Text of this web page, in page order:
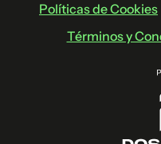
Políticas de Cookies
Términos y